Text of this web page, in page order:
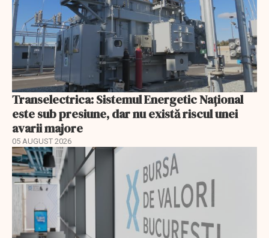
Transelectrica: Sistemul Energetic Național
este sub presiune, dar nu există riscul unei
avarii majore
05 AUGUST 2026